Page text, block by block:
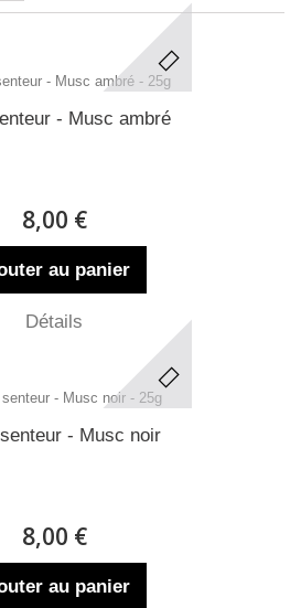
- Musc ambré
8,00 €
au panier
Détails
- Musc noir
8,00 €
au panier